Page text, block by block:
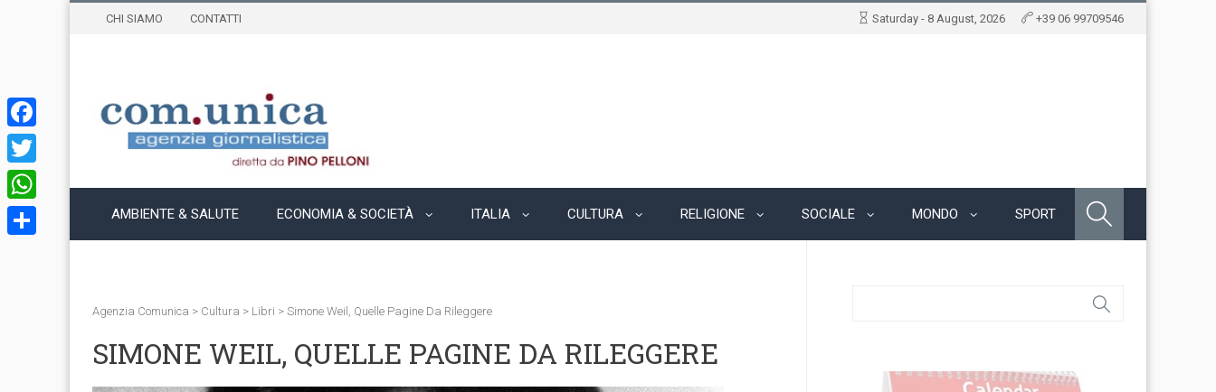
CHI SIAMO CONTATTI Saturday - 8 August, 2026 +39 06 99709546
AMBIENTE & SALUTE ECONOMIA & SOCIETÀ ITALIA CULTURA RELIGIONE SOCIALE MONDO SPORT
Agenzia Comunica > Cultura > Libri > Simone Weil, Quelle Pagine Da Rileggere
SIMONE WEIL, QUELLE PAGINE DA RILEGGERE
Facebook
Twitter
WhatsApp